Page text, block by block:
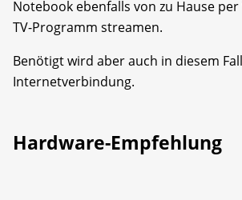
Notebook ebenfalls von zu Hause per
TV-Programm streamen.
Benötigt wird aber auch in diesem
Internetverbindung.
Hardware-Empfehlung